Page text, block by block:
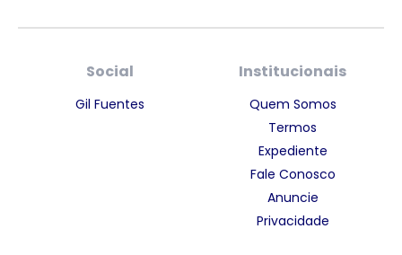
Social
Gil Fuentes
Institucionais
Quem Somos
Termos
Expediente
Fale Conosco
Anuncie
Privacidade